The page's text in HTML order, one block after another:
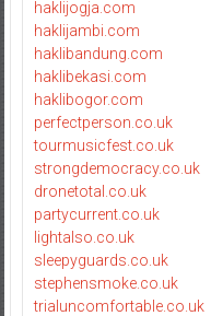
haklijogja.com
haklijambi.com
haklibandung.com
haklibekasi.com
haklibogor.com
perfectperson.co.uk
tourmusicfest.co.uk
strongdemocracy.co.uk
dronetotal.co.uk
partycurrent.co.uk
lightalso.co.uk
sleepyguards.co.uk
stephensmoke.co.uk
trialuncomfortable.co.uk